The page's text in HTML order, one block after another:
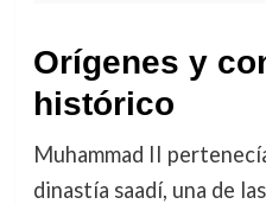
Orígenes y
histórico
Muhammad II
dinastía saadí, una de